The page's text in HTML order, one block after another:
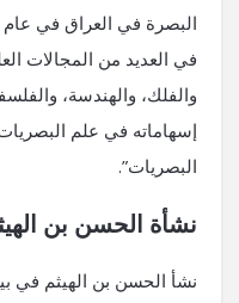
في العديد من المجالات
والفلك، والهندسة،
إسهاماته في علم
البصريات”.
نشأة الحسن بن
نشأ الحسن بن الهيثم في